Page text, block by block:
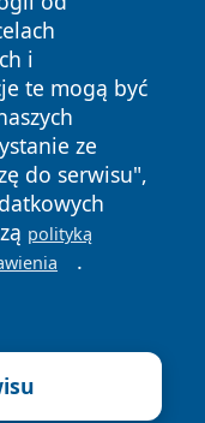
i
te mogą być
ze
do serwisu",
polityką
.
zastrzeżone.
Polityka
Cookies